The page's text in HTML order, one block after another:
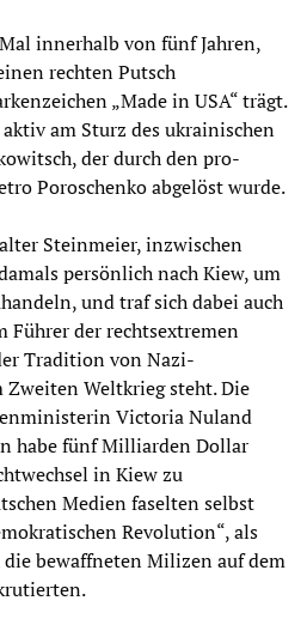
innerhalb von fünf Jahren,
rechten Putsch
„Made in USA“ trägt.
am Sturz des ukrainischen
der durch den pro-
Poroschenko abgelöst wurde.
Steinmeier, inzwischen
persönlich nach Kiew, um
und traf sich dabei auch
Führer der rechtsextremen
Tradition von Nazi-
Zweiten Weltkrieg steht. Die
Victoria Nuland
habe fünf Milliarden Dollar
in Kiew zu
Medien faselten selbst
Revolution“, als
die bewaffneten Milizen auf dem